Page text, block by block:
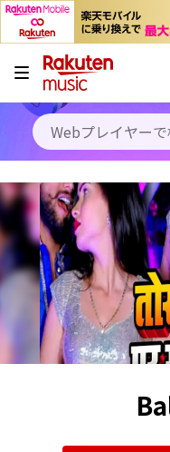
キャンペーン
料金プラン
使い方
初回30日間無料お試